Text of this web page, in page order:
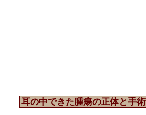
耳の中できた腫瘍の正体と手術